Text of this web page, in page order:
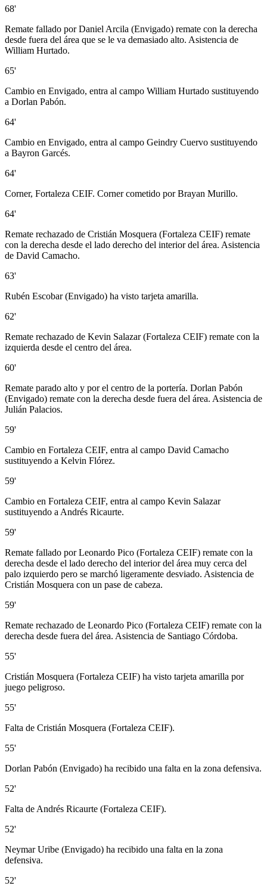
68'
Remate fallado por Daniel Arcila (Envigado) remate con la derecha
desde fuera del área que se le va demasiado alto. Asistencia de
William Hurtado.
65'
Cambio en Envigado, entra al campo William Hurtado sustituyendo
a Dorlan Pabón.
64'
Cambio en Envigado, entra al campo Geindry Cuervo sustituyendo
a Bayron Garcés.
64'
Corner, Fortaleza CEIF. Corner cometido por Brayan Murillo.
64'
Remate rechazado de Cristián Mosquera (Fortaleza CEIF) remate
con la derecha desde el lado derecho del interior del área. Asistencia
de David Camacho.
63'
Rubén Escobar (Envigado) ha visto tarjeta amarilla.
62'
Remate rechazado de Kevin Salazar (Fortaleza CEIF) remate con la
izquierda desde el centro del área.
60'
Remate parado alto y por el centro de la portería. Dorlan Pabón
(Envigado) remate con la derecha desde fuera del área. Asistencia de
Julián Palacios.
59'
Cambio en Fortaleza CEIF, entra al campo David Camacho
sustituyendo a Kelvin Flórez.
59'
Cambio en Fortaleza CEIF, entra al campo Kevin Salazar
sustituyendo a Andrés Ricaurte.
59'
Remate fallado por Leonardo Pico (Fortaleza CEIF) remate con la
derecha desde el lado derecho del interior del área muy cerca del
palo izquierdo pero se marchó ligeramente desviado. Asistencia de
Cristián Mosquera con un pase de cabeza.
59'
Remate rechazado de Leonardo Pico (Fortaleza CEIF) remate con la
derecha desde fuera del área. Asistencia de Santiago Córdoba.
55'
Cristián Mosquera (Fortaleza CEIF) ha visto tarjeta amarilla por
juego peligroso.
55'
Falta de Cristián Mosquera (Fortaleza CEIF).
55'
Dorlan Pabón (Envigado) ha recibido una falta en la zona defensiva.
52'
Falta de Andrés Ricaurte (Fortaleza CEIF).
52'
Neymar Uribe (Envigado) ha recibido una falta en la zona
defensiva.
52'